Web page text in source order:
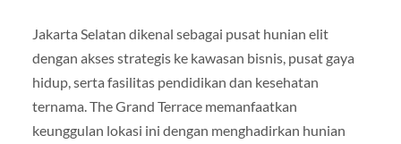
Jakarta Selatan dikenal sebagai pusat hunian elit
dengan akses strategis ke kawasan bisnis, pusat gaya
hidup, serta fasilitas pendidikan dan kesehatan
ternama. The Grand Terrace memanfaatkan
keunggulan lokasi ini dengan menghadirkan hunian